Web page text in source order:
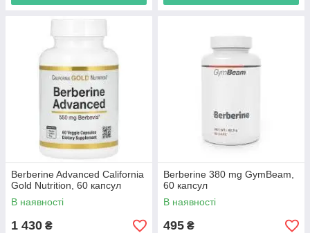
Berberine Advanced California
Gold Nutrition, 60 капсул
В наявності
1 430 ₴
Berberine 380 mg GymBeam,
60 капсул
В наявності
495 ₴